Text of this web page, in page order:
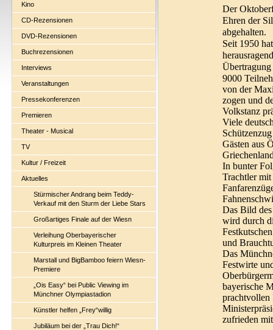
Kino
CD-Rezensionen
DVD-Rezensionen
Buchrezensionen
Interviews
Veranstaltungen
Pressekonferenzen
Premieren
Theater - Musical
TV
Kultur / Freizeit
Aktuelles
Stürmischer Andrang beim Teddy-
Verkauf mit den Sturm der Liebe Stars
Großartiges Finale auf der Wiesn
Verleihung Oberbayerischer
Kulturpreis im Kleinen Theater
Marstall und BigBamboo feiern Wiesn-
Premiere
„Ois Easy“ bei Public Viewing im
Münchner Olympiastadion
Künstler helfen „Frey“willig
Jubiläum bei der „Trau Dich!“
Der
Ehren der
abgehalten.
Seit 1950
9000
von der
zogen und
Volkstanz
Viele
Gästen aus
In bunter
Trachtler
Das Bild
wird durch
und
Das
Festwirte
bayerische
prachtvollen
zufrieden